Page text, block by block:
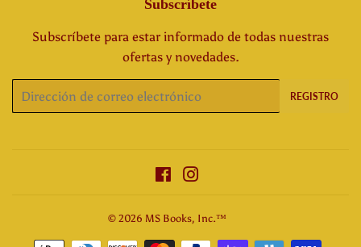
Subscríbete
Subscríbete para estar informado de todas nuestras
ofertas y novedades.
electrónico
REGISTRO
Facebook
© 2026 MS Books, Inc.™